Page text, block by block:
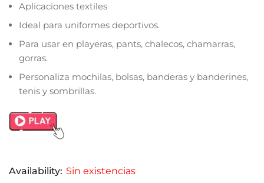
Aplicaciones textiles
Ideal para uniformes deportivos.
Para usar en playeras, pants, chalecos, chamarras,
gorras.
Personaliza mochilas, bolsas, banderas y banderines,
tenis y sombrillas.
Availability: Sin existencias